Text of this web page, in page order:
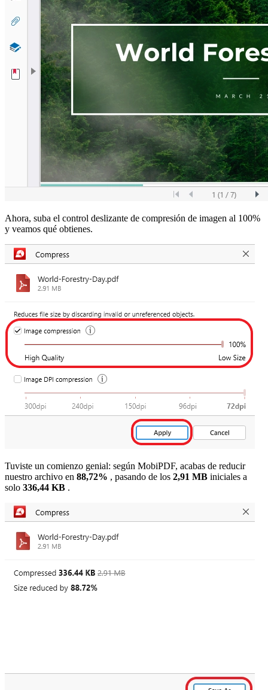
Ahora, suba el control deslizante de compresión de imagen al 100%
y veamos qué obtienes.
Tuviste un comienzo genial: según MobiPDF, acabas de reducir
nuestro archivo en 88,72% , pasando de los 2,91 MB iniciales a
solo 336,44 KB .